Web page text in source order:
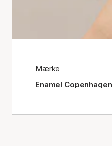
Mærke
Enamel Copenhagen